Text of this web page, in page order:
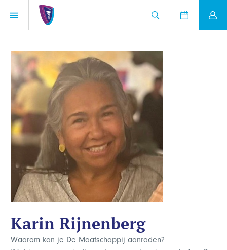
Karin Rijnenberg
Waarom kan je De Maatschappij aanraden?